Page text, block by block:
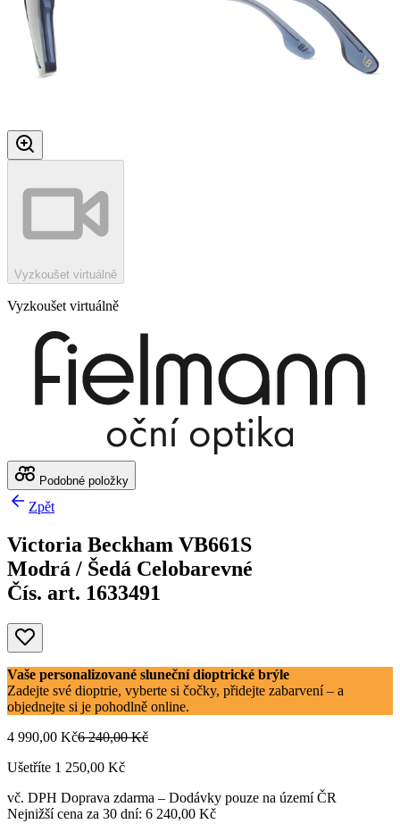
Vyzkoušet virtuálně
Vyzkoušet virtuálně
Podobné položky
Zpět
Victoria Beckham VB661S
Modrá / Šedá Celobarevné
Čís. art. 1633491
Vaše personalizované sluneční dioptrické brýle
Zadejte své dioptrie, vyberte si čočky, přidejte zabarvení – a
objednejte si je pohodlně online.
4 990,00 Kč6 240,00 Kč
Ušetříte 1 250,00 Kč
vč. DPH Doprava zdarma – Dodávky pouze na území ČR
Nejnižší cena za 30 dní: 6 240,00 Kč